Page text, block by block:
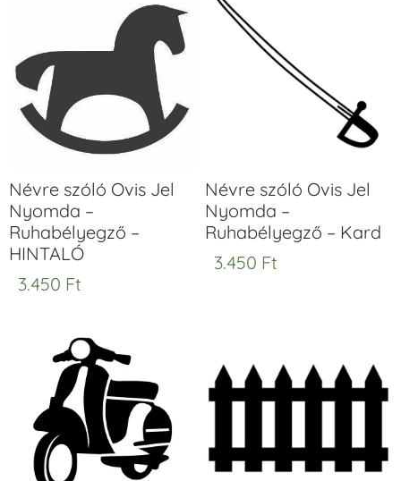
Névre szóló Ovis Jel
Nyomda –
Ruhabélyegző –
HINTALÓ
3.450 Ft
Névre szóló Ovis Jel
Nyomda –
Ruhabélyegző – Kard
3.450 Ft